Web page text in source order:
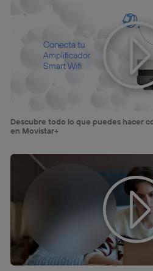
Descubre todo lo que puedes hacer
en Movistar+